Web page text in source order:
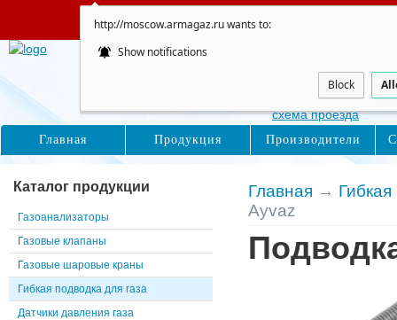
http://moscow.armagaz.ru wants to:
Show notifications
Block
Сайт не
Главная →
Ayvaz
Каталог продукции
Газоанализаторы
Газовые клапаны
Газовые шаровые краны
Гибкая подводка для газа
Датчики давления газа
Восточная, д. 16с1
схема проезда
Главная Продукция Производители